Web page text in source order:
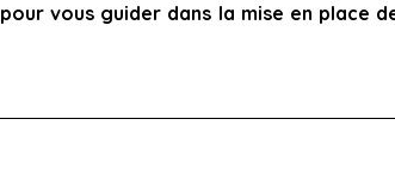
pour vous guider dans la mise en place